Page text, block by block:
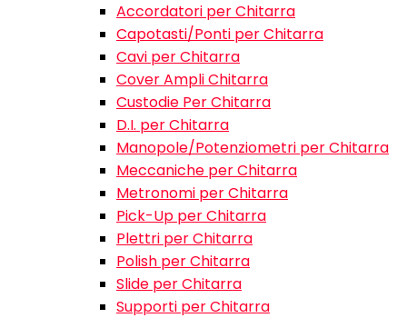
Accordatori per Chitarra
Capotasti/Ponti per Chitarra
Cavi per Chitarra
Cover Ampli Chitarra
Custodie Per Chitarra
D.I. per Chitarra
Manopole/Potenziometri per Chitarra
Meccaniche per Chitarra
Metronomi per Chitarra
Pick-Up per Chitarra
Plettri per Chitarra
Polish per Chitarra
Slide per Chitarra
Supporti per Chitarra